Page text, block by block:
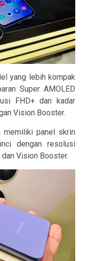
yang lebih kompak
Super AMOLED
FHD+ dan kadar
Vision Booster.
memiliki panel skrin
dengan resolusi
Vision Booster.